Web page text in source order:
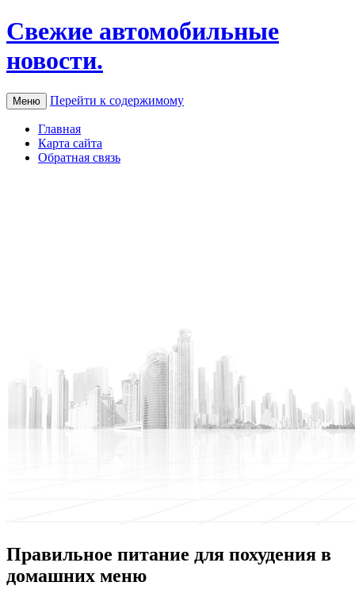
Свежие автомобильные
новости.
Меню Перейти к содержимому
Главная
Карта сайта
Обратная связь
Правильное питание для похудения в
домашних меню